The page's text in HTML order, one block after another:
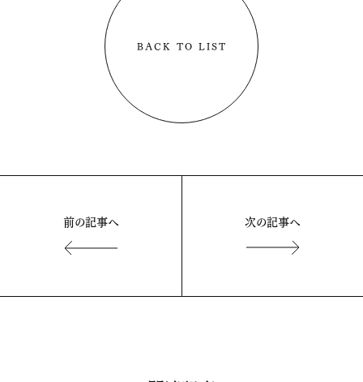
BACK TO LIST
前の記事へ 次の記事へ